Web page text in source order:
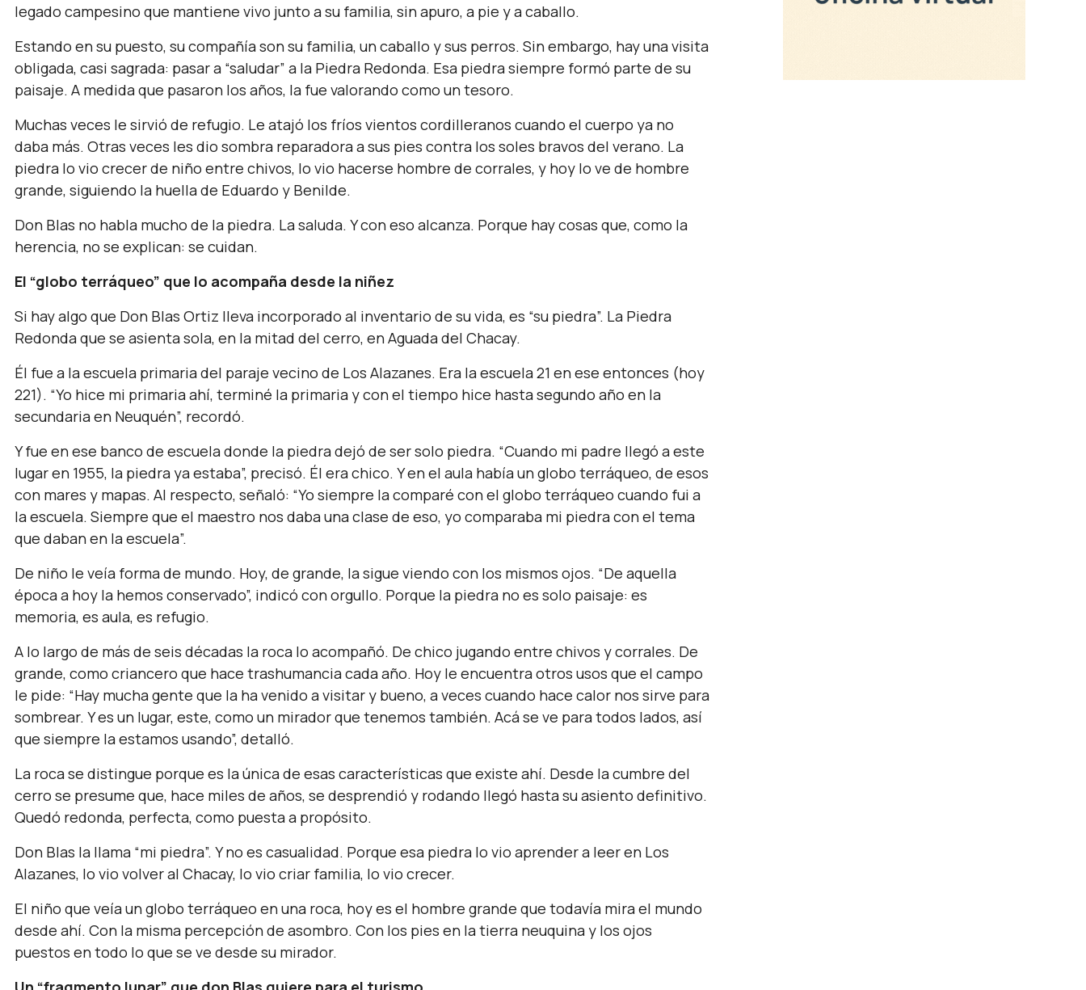
legado campesino que mantiene vivo junto a su familia, sin apuro, a pie y a caballo.
Estando en su puesto, su compañía son su familia, un caballo y sus perros. Sin embargo, hay una visita
obligada, casi sagrada: pasar a “saludar” a la Piedra Redonda. Esa piedra siempre formó parte de su
paisaje. A medida que pasaron los años, la fue valorando como un tesoro.
Muchas veces le sirvió de refugio. Le atajó los fríos vientos cordilleranos cuando el cuerpo ya no
daba más. Otras veces les dio sombra reparadora a sus pies contra los soles bravos del verano. La
piedra lo vio crecer de niño entre chivos, lo vio hacerse hombre de corrales, y hoy lo ve de hombre
grande, siguiendo la huella de Eduardo y Benilde.
Don Blas no habla mucho de la piedra. La saluda. Y con eso alcanza. Porque hay cosas que, como la
herencia, no se explican: se cuidan.
El “globo terráqueo” que lo acompaña desde la niñez
Si hay algo que Don Blas Ortiz lleva incorporado al inventario de su vida, es “su piedra”. La Piedra
Redonda que se asienta sola, en la mitad del cerro, en Aguada del Chacay.
Él fue a la escuela primaria del paraje vecino de Los Alazanes. Era la escuela 21 en ese entonces (hoy
221). “Yo hice mi primaria ahí, terminé la primaria y con el tiempo hice hasta segundo año en la
secundaria en Neuquén”, recordó.
Y fue en ese banco de escuela donde la piedra dejó de ser solo piedra. “Cuando mi padre llegó a este
lugar en 1955, la piedra ya estaba”, precisó. Él era chico. Y en el aula había un globo terráqueo, de esos
con mares y mapas. Al respecto, señaló: “Yo siempre la comparé con el globo terráqueo cuando fui a
la escuela. Siempre que el maestro nos daba una clase de eso, yo comparaba mi piedra con el tema
que daban en la escuela”.
De niño le veía forma de mundo. Hoy, de grande, la sigue viendo con los mismos ojos. “De aquella
época a hoy la hemos conservado”, indicó con orgullo. Porque la piedra no es solo paisaje: es
memoria, es aula, es refugio.
A lo largo de más de seis décadas la roca lo acompañó. De chico jugando entre chivos y corrales. De
grande, como criancero que hace trashumancia cada año. Hoy le encuentra otros usos que el campo
le pide: “Hay mucha gente que la ha venido a visitar y bueno, a veces cuando hace calor nos sirve para
sombrear. Y es un lugar, este, como un mirador que tenemos también. Acá se ve para todos lados, así
que siempre la estamos usando”, detalló.
La roca se distingue porque es la única de esas características que existe ahí. Desde la cumbre del
cerro se presume que, hace miles de años, se desprendió y rodando llegó hasta su asiento definitivo.
Quedó redonda, perfecta, como puesta a propósito.
Don Blas la llama “mi piedra”. Y no es casualidad. Porque esa piedra lo vio aprender a leer en Los
Alazanes, lo vio volver al Chacay, lo vio criar familia, lo vio crecer.
El niño que veía un globo terráqueo en una roca, hoy es el hombre grande que todavía mira el mundo
desde ahí. Con la misma percepción de asombro. Con los pies en la tierra neuquina y los ojos
puestos en todo lo que se ve desde su mirador.